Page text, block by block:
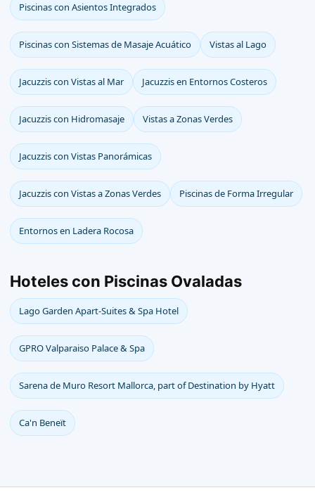
Piscinas con Asientos Integrados
Piscinas con Sistemas de Masaje Acuático Vistas al Lago
Jacuzzis con Vistas al Mar Jacuzzis en Entornos Costeros
Jacuzzis con Hidromasaje Vistas a Zonas Verdes
Jacuzzis con Vistas Panorámicas
Jacuzzis con Vistas a Zonas Verdes Piscinas de Forma Irregular
Entornos en Ladera Rocosa
Hoteles con Piscinas Ovaladas
Lago Garden Apart-Suites & Spa Hotel
GPRO Valparaiso Palace & Spa
Sarena de Muro Resort Mallorca, part of Destination by Hyatt
Ca'n Beneït